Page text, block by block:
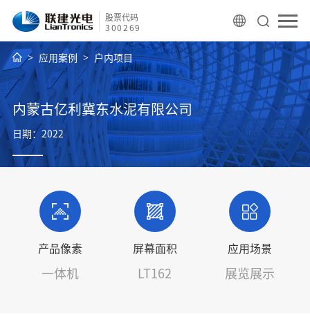
股票代码
300269
应用案例 户内项目
内蒙古亿利冀东水泥有限公司
日期：2022
产品像素
一体机
屏幕面积
LT162
应用场景
展览展示